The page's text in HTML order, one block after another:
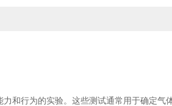
和行为的实验。这些测试通常用于确定气